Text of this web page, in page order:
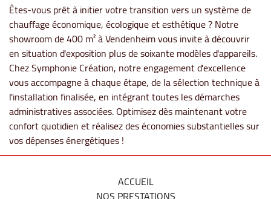
Êtes-vous prêt à initier votre transition vers un système de
chauffage économique, écologique et esthétique ? Notre
showroom de 400 m² à Vendenheim vous invite à découvrir
en situation d'exposition plus de soixante modèles d'appareils.
Chez Symphonie Création, notre engagement d'excellence
vous accompagne à chaque étape, de la sélection technique à
l'installation finalisée, en intégrant toutes les démarches
administratives associées. Optimisez dès maintenant votre
confort quotidien et réalisez des économies substantielles sur
vos dépenses énergétiques !
ACCUEIL